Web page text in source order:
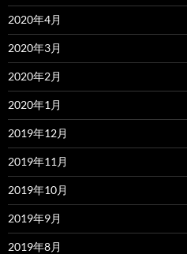
2020年4月
2020年3月
2020年2月
2020年1月
2019年12月
2019年11月
2019年10月
2019年9月
2019年8月